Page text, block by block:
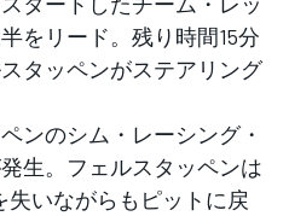
をリード。残り時間15分
タッペンがステアリング
ンのシム・レーシング・
生。フェルスタッペンは
失いながらもピットに戻